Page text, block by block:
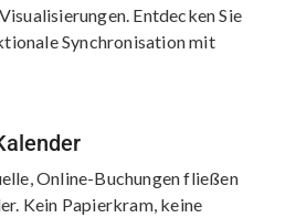
Entdecken Sie
Synchronisation mit
Online-Buchungen fließen
Kein Papierkram, keine